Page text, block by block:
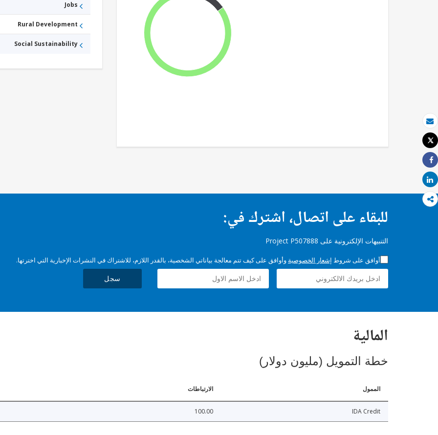
بريد الكتروني
طباعة
Tweet
Share
Share
Jobs
Rural Development
Social Sustainability
للبقاء على اتصال، اشترك في:
التنبيهات الإلكترونية على Project P507888
أوافق على شروط إشعار الخصوصية وأوافق على كيف تتم معالجة بياناتي الشخصية، بالقدر اللازم، للاشتراك في النشرات الإخبارية التي اخترتها.
سجل
المالية
خطة التمويل (مليون دولار)
الممول الارتباطات
IDA Credit
100.00